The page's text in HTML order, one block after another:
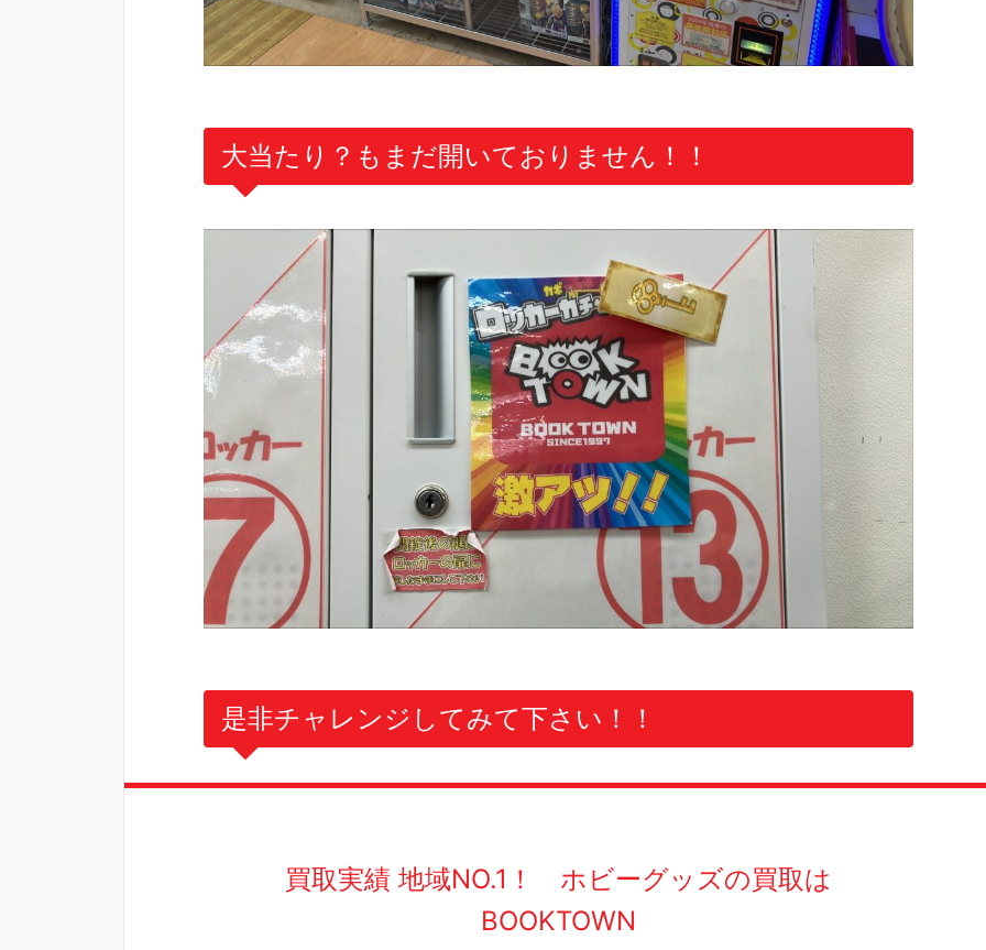
大当たり？もまだ開いておりません！！
是非チャレンジしてみて下さい！！
買取実績 地域NO.1！ ホビーグッズの買取は
BOOKTOWN